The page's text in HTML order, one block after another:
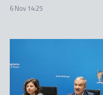
6 Nov 14:25